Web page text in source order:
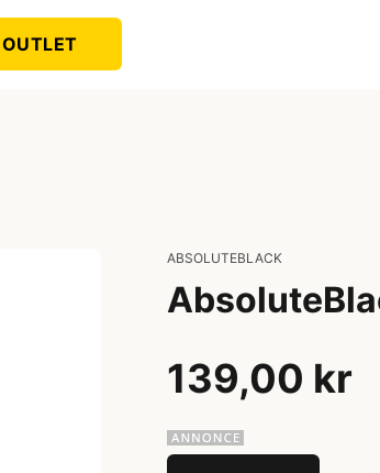
OUTLET
ABSOLUTEBLACK
139,00 kr